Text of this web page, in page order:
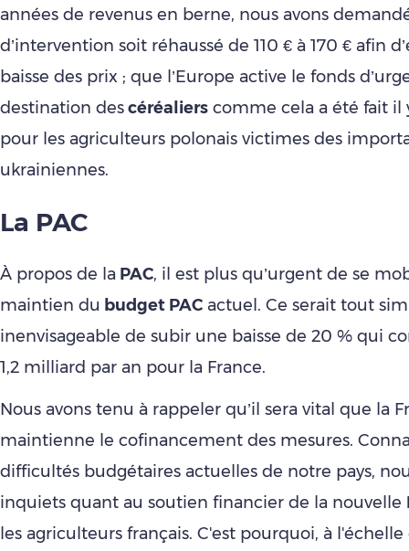
années de revenus en berne, nous avons
d’intervention soit réhaussé de 110 € à 170 € afin
baisse des prix ; que l’Europe active le fonds
destination descéréaliers comme cela a été fait il
pour les agriculteurs polonais victimes des
ukrainiennes.
La PAC
À propos de la PAC, il est plus qu’urgent de se
maintien du budget PAC actuel. Ce serait tout
inenvisageable de subir une baisse de 20 % qui
1,2 milliard par an pour la France.
Nous avons tenu à rappeler qu’il sera vital que la
maintienne le cofinancement des mesures.
difficultés budgétaires actuelles de notre pays,
inquiets quant au soutien financier de la nouvelle
les agriculteurs français. C'est pourquoi, à